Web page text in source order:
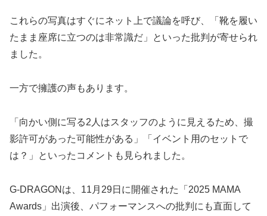
これらの写真はすぐにネット上で議論を呼び、「靴を履い
たまま座席に立つのは非常識だ」といった批判が寄せられ
ました。
一方で擁護の声もあります。
「向かい側に写る2人はスタッフのように見えるため、撮
影許可があった可能性がある」「イベント用のセットで
は？」といったコメントも見られました。
G-DRAGONは、11月29日に開催された「2025 MAMA
Awards」出演後、パフォーマンスへの批判にも直面して